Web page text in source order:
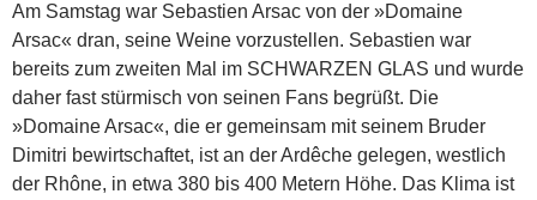
Am Samstag war Sebastien Arsac von der »Domaine
Arsac« dran, seine Weine vorzustellen. Sebastien war
bereits zum zweiten Mal im SCHWARZEN GLAS und wurde
daher fast stürmisch von seinen Fans begrüßt. Die
»Domaine Arsac«, die er gemeinsam mit seinem Bruder
Dimitri bewirtschaftet, ist an der Ardêche gelegen, westlich
der Rhône, in etwa 380 bis 400 Metern Höhe. Das Klima ist